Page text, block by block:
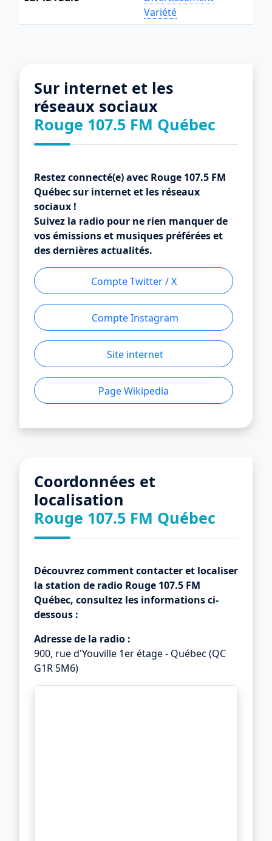
Variété
Sur internet et les
réseaux sociaux
Rouge 107.5 FM Québec
Restez connecté(e) avec Rouge 107.5 FM
Québec sur internet et les réseaux
sociaux !
Suivez la radio pour ne rien manquer de
vos émissions et musiques préférées et
des dernières actualités.
Compte Twitter / X
Compte Instagram
Site internet
Page Wikipedia
Coordonnées et
localisation
Rouge 107.5 FM Québec
Découvrez comment contacter et localiser
la station de radio Rouge 107.5 FM
Québec, consultez les informations ci-
dessous :
Adresse de la radio :
900, rue d'Youville 1er étage - Québec (QC
G1R 5M6)